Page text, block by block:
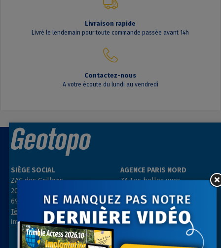
Livraison rapide
Livré le lendemain pour toute commande passée avant 14h
Contactez-nous
A votre écoute du lundi au vendredi
SIÈGE SOCIAL
ZAC des Grillons
208, rue de l’Ancienne Distillerie
69400 GLEIZÉ
Tél : 04 74 69 94 00
info@geotopo.fr
AGENCE PARIS NORD
ZA Les belles vues
91290 ARPAJON
Tél : 01 64 55 11 80
contact@geotopo.fr